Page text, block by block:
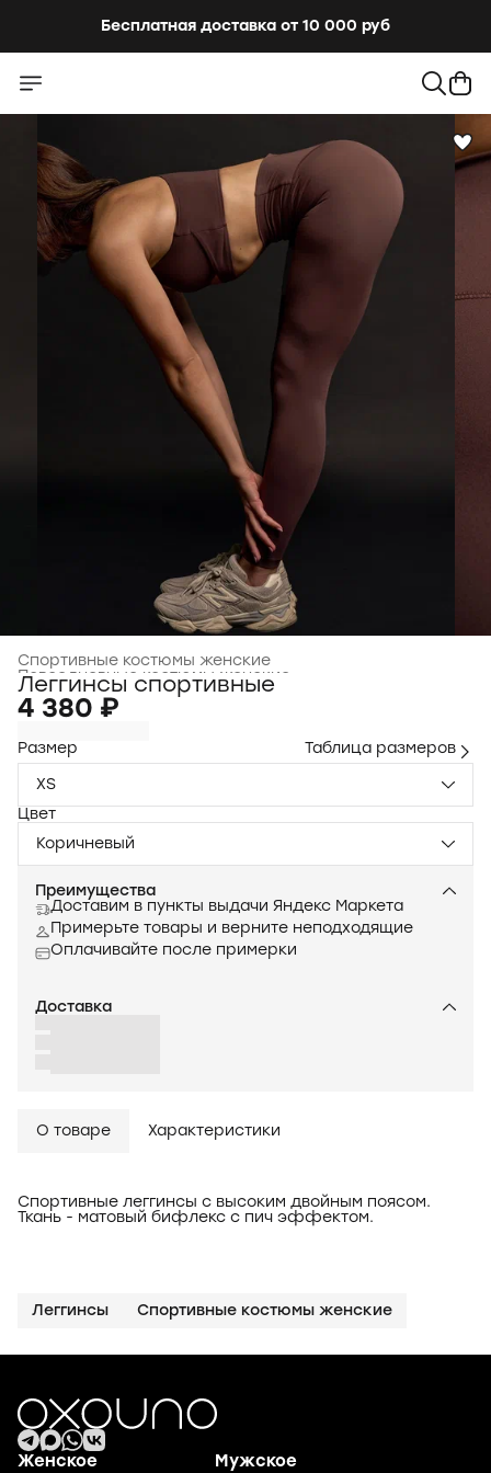
Бесплатная доставка от 10 000 руб
Спортивные костюмы женские
Повседневные костюмы женские
Одежда для женщин
Главная ›
Леггинсы спортивные
4 380 ₽
Размер
Таблица размеров
XS
Цвет
Коричневый
Преимущества
Доставим в пункты выдачи Яндекс Маркета
Примерьте товары и верните неподходящие
Оплачивайте после примерки
Доставка
О товаре Характеристики
Спортивные леггинсы с высоким двойным поясом.
Ткань - матовый бифлекс с пич эффектом.
Леггинсы Спортивные костюмы женские
Женское Мужское